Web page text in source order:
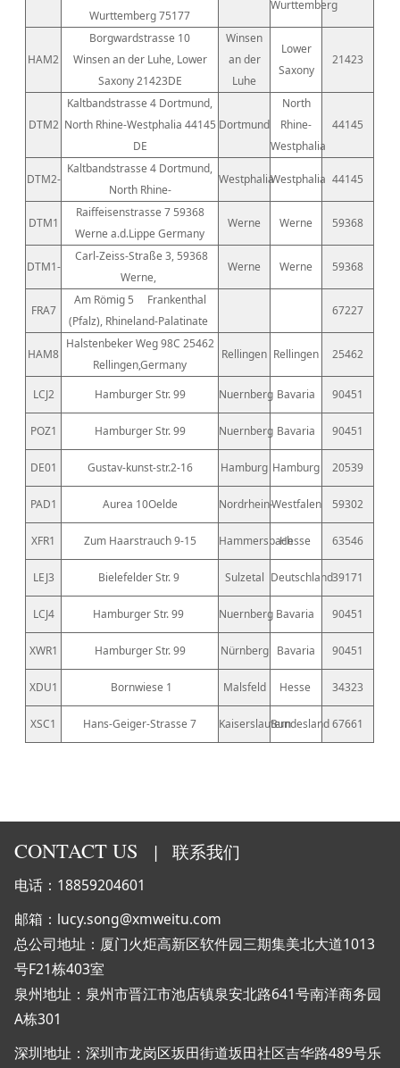
Wurttemberg 75177
Wurttemberg
HAM2
Borgwardstrasse 10
Winsen an der Luhe, Lower
Saxony 21423DE
Winsen
an der
Luhe
Lower
Saxony
21423
DTM2
Kaltbandstrasse 4 Dortmund,
North Rhine-Westphalia 44145
DE
Dortmund
North
Rhine-
Westphalia
44145
DTM2-
Kaltbandstrasse 4 Dortmund,
North Rhine-
WestphaliaWestphalia 44145
DTM1
Raiffeisenstrasse 7 59368
Werne a.d.Lippe Germany
Werne Werne 59368
DTM1-
Carl-Zeiss-Straße 3, 59368
Werne,
Werne Werne 59368
FRA7
Am Römig 5
Frankenthal
(Pfalz), Rhineland-Palatinate
67227
HAM8
Halstenbeker Weg 98C 25462
Rellingen,Germany
Rellingen Rellingen 25462
LCJ2 Hamburger Str. 99 Nuernberg Bavaria 90451
POZ1 Hamburger Str. 99 Nuernberg Bavaria 90451
DE01 Gustav-kunst-str.2-16 Hamburg Hamburg 20539
PAD1 Aurea 10Oelde Nordrhein-Westfalen 59302
XFR1 Zum Haarstrauch 9-15 HammersbachHesse 63546
LEJ3 Bielefelder Str. 9 Sulzetal Deutschland39171
LCJ4 Hamburger Str. 99 Nuernberg Bavaria 90451
XWR1 Hamburger Str. 99 Nürnberg Bavaria 90451
XDU1 Bornwiese 1 Malsfeld Hesse 34323
XSC1 Hans-Geiger-Strasse 7 KaiserslauternBundesland67661
CONTACT US | 联系我们
电话：18859204601
邮箱：lucy.song@xmweitu.com
总公司地址：厦门火炬高新区软件园三期集美北大道1013
号F21栋403室
泉州地址：泉州市晋江市池店镇泉安北路641号南洋商务园
A栋301
深圳地址：深圳市龙岗区坂田街道坂田社区吉华路489号乐